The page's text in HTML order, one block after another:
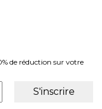
de réduction sur votre